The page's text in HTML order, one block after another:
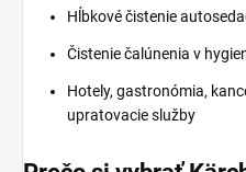
Hĺbkové čistenie
Čistenie čalúnenia v
Hotely, gastronómia,
upratovacie služby